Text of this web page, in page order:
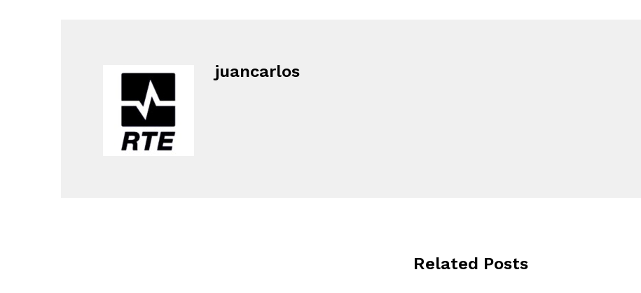
juancarlos
Related Posts